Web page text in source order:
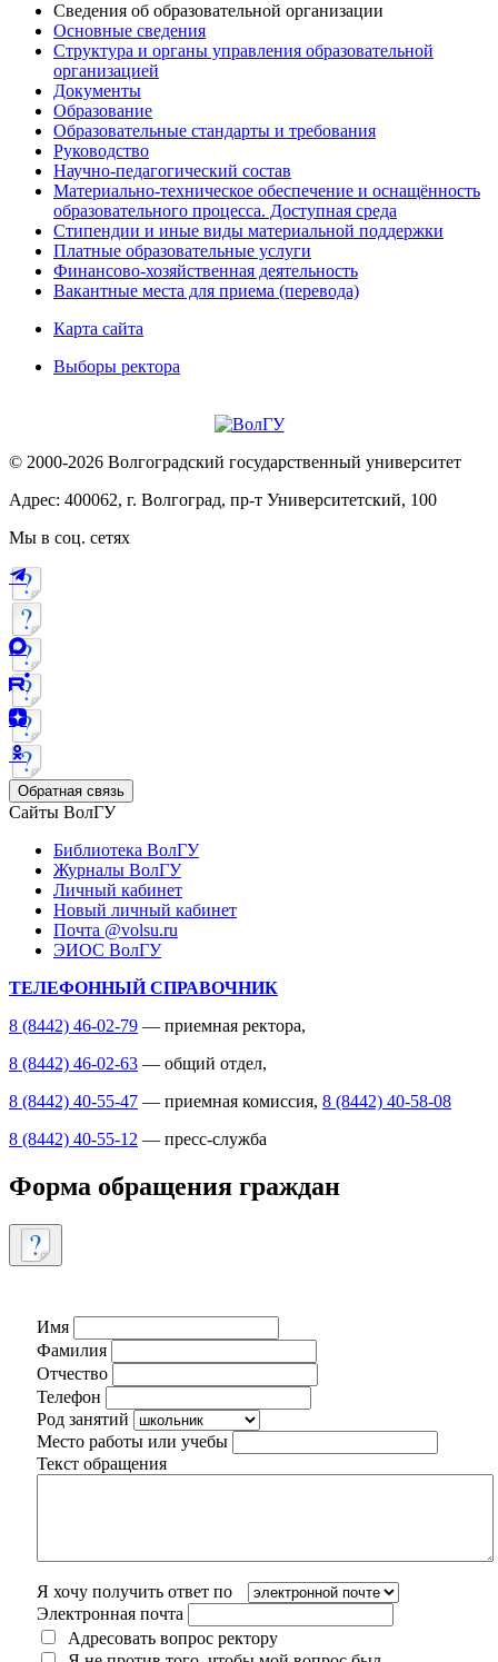
Сведения об образовательной организации
Основные сведения
Структура и органы управления образовательной
организацией
Документы
Образование
Образовательные стандарты и требования
Руководство
Научно-педагогический состав
Материально-техническое обеспечение и оснащённость
образовательного процесса. Доступная среда
Стипендии и иные виды материальной поддержки
Платные образовательные услуги
Финансово-хозяйственная деятельность
Вакантные места для приема (перевода)
Карта сайта
Выборы ректора
© 2000-2026 Волгоградский государственный университет
Адрес: 400062, г. Волгоград, пр-т Университетский, 100
Мы в соц. сетях
Обратная связь
Сайты ВолГУ
Библиотека ВолГУ
Журналы ВолГУ
Личный кабинет
Новый личный кабинет
Почта @volsu.ru
ЭИОС ВолГУ
ТЕЛЕФОННЫЙ СПРАВОЧНИК
8 (8442) 46-02-79 — приемная ректора,
8 (8442) 46-02-63 — общий отдел,
8 (8442) 40-55-47 — приемная комиссия, 8 (8442) 40-58-08
8 (8442) 40-55-12 — пресс-служба
Форма обращения граждан
Имя
Фамилия
Отчество
Телефон
Род занятий
Место работы или учебы
Текст обращения
Я хочу получить ответ по
Электронная почта
Адресовать вопрос ректору